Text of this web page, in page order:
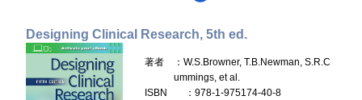
Designing Clinical Research, 5th ed.
著者
：W.S.Browner, T.B.Newman, S.R.C
ummings, et al.
ISBN
：978-1-975174-40-8